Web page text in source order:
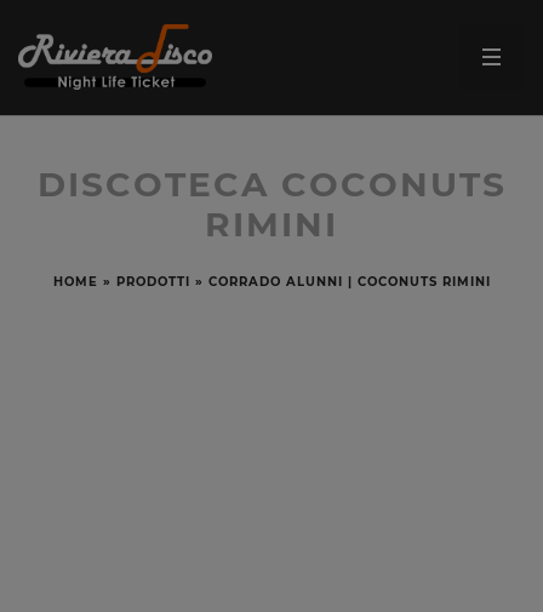
DISCOTECA COCONUTS
RIMINI
HOME » PRODOTTI » CORRADO ALUNNI | COCONUTS RIMINI